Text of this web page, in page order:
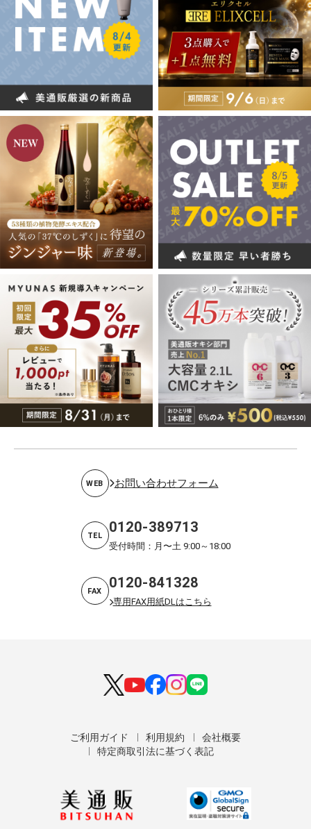
WEB お問い合わせフォーム
TEL 0120-389713
受付時間：月〜土 9:00～18:00
FAX 0120-841328
専用FAX用紙DLはこちら
ご利用ガイド 利用規約
会社概要
特定商取引法に基づく表記